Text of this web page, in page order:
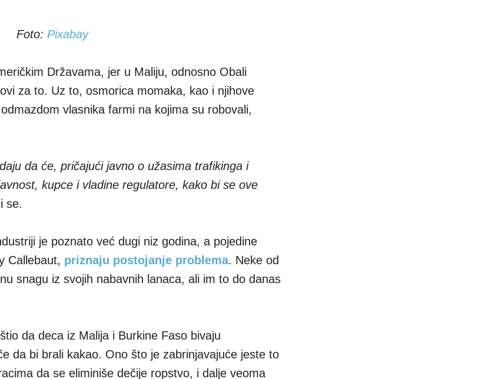
Foto: Pixabay
Državama, jer u Maliju, odnosno Obali
za to. Uz to, osmorica momaka, kao i njihove
vlasnika farmi na kojima su robovali,
da će, pričajući javno o užasima trafikinga i
kupce i vladine regulatore, kako bi se ove
se.
je poznato već dugi niz godina, a pojedine
Callebaut, priznaju postojanje problema. Neke od
snagu iz svojih nabavnih lanaca, ali im to do danas
da deca iz Malija i Burkine Faso bivaju
da bi brali kakao. Ono što je zabrinjavajuće jeste to
da se eliminiše dečije ropstvo, i dalje veoma